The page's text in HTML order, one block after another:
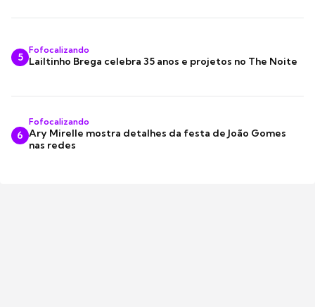
5
Fofocalizando
Lailtinho Brega celebra 35 anos e projetos no The Noite
6
Fofocalizando
Ary Mirelle mostra detalhes da festa de João Gomes
nas redes